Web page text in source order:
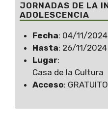
JORNADAS DE LA
ADOLESCENCIA
Fecha: 04/11/2024
Hasta: 26/11/2024
Lugar:
Casa de la Cultura
Acceso: GRATUITO